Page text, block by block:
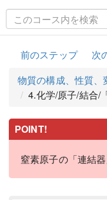
前のステップ
次
物質の構成、性質、
4.化学/原子/結合/
POINT!
窒素原子の「連結